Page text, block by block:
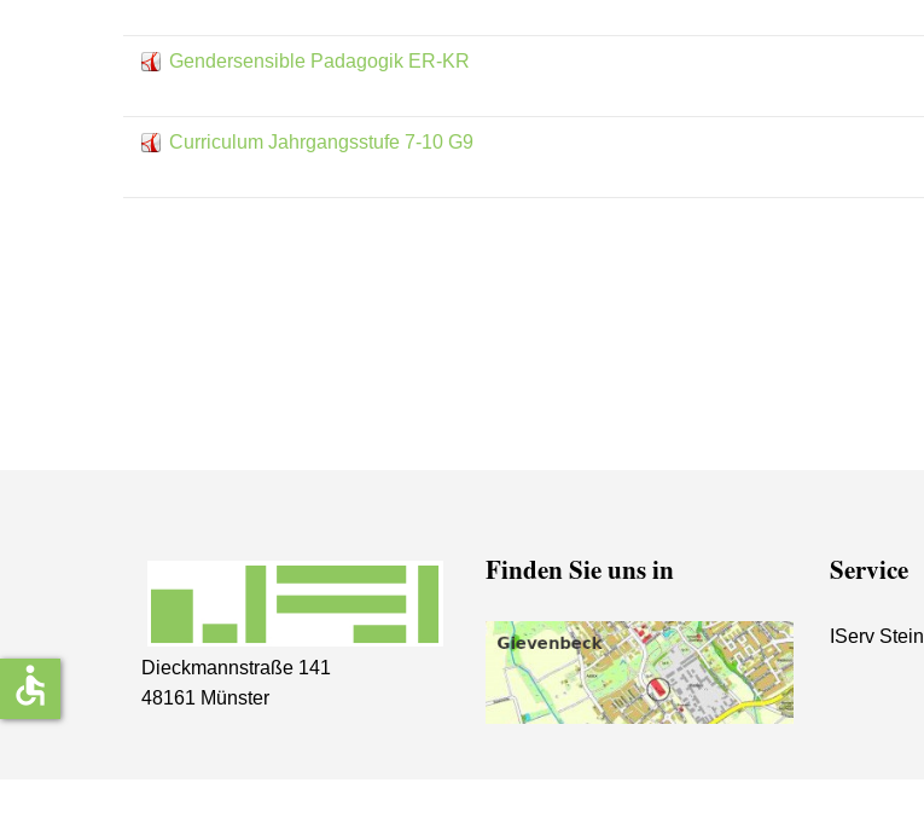
Gendersensible Padagogik ER-KR
Curriculum Jahrgangsstufe 7-10 G9
Dieckmannstraße 141
48161 Münster
Finden Sie uns in Service
IServ Stein
accessible